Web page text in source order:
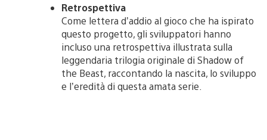
Retrospettiva
Come lettera d’addio al gioco che ha ispirato
questo progetto, gli sviluppatori hanno
incluso una retrospettiva illustrata sulla
leggendaria trilogia originale di Shadow of
the Beast, raccontando la nascita, lo sviluppo
e l’eredità di questa amata serie.